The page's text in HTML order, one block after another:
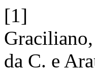
[1]
da C. e